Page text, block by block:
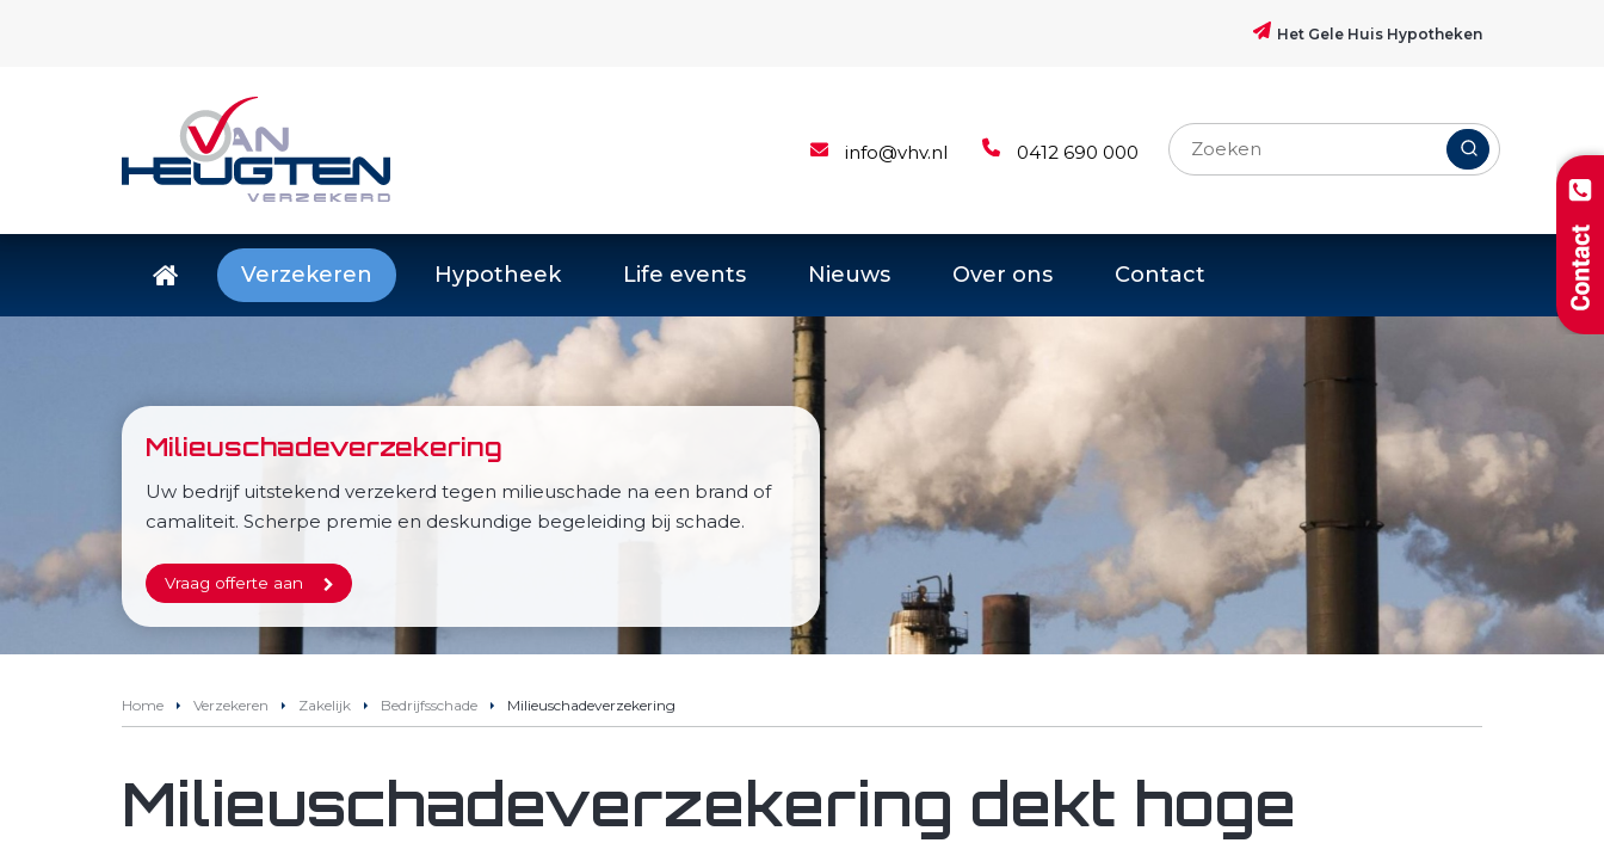
Het Gele Huis Hypotheken
info@vhv.nl 0412 690 000
Verzekeren Hypotheek Life events Nieuws Over ons Contact
Milieuschadeverzekering
Uw bedrijf uitstekend verzekerd tegen milieuschade na een brand of
camaliteit. Scherpe premie en deskundige begeleiding bij schade.
Vraag offerte aan
Home Verzekeren Zakelijk Bedrijfsschade Milieuschadeverzekering
Milieuschadeverzekering dekt hoge